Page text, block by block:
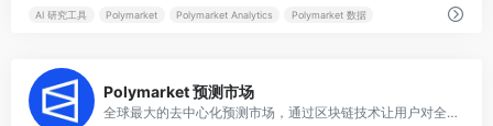
AI 研究工具 Polymarket Polymarket Analytics Polymarket 数据
Polymarket 预测市场
全球最大的去中心化预测市场，通过区块链技术让用户对全球热点事件进行预测与交易。